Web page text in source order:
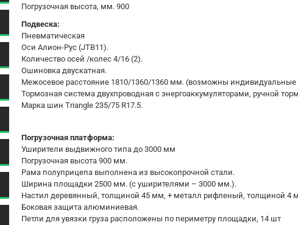
Погрузочная высота, мм. 900
Подвеска:
Пневматическая
Оси Алион-Рус (JTB11).
Количество осей /колес 4/16 (2).
Ошиновка двускатная.
Межосевое расстояние 1810/1360/1360 мм. (возможны индивидуальные
Тормозная система двухпроводная с энергоаккумуляторами, ручной
Марка шин Triangle 235/75 R17.5.
Погрузочная платформа:
Уширители выдвижного типа до 3000 мм
Погрузочная высота 900 мм.
Рама полуприцепа выполнена из высокопрочной стали.
Ширина площадки 2500 мм. (с уширителями – 3000 мм.).
Настил деревянный, толщиной 45 мм, + металл рифленый, толщиной 4
Боковая защита алюминиевая.
Петли для увязки груза расположены по периметру площадки, 14 шт